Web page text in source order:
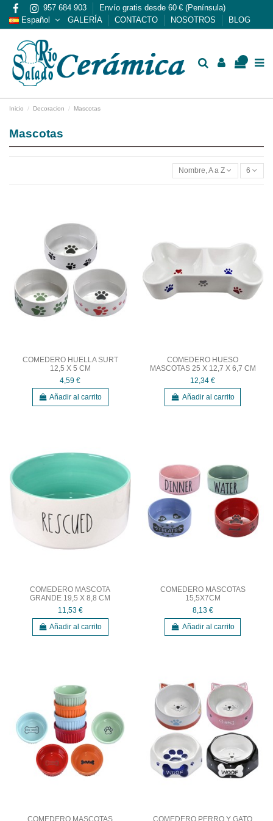
957 684 903
Envío gratis desde 60 € (Península)
Español
GALERÍA CONTACTO NOSOTROS BLOG
Inicio Decoracion Mascotas
Mascotas
Nombre, A a Z 6
COMEDERO HUELLA SURT
12,5 X 5 CM
4,59 €
Añadir al carrito
COMEDERO HUESO
MASCOTAS 25 X 12,7 X 6,7 CM
12,34 €
Añadir al carrito
COMEDERO MASCOTA
GRANDE 19,5 X 8,8 CM
11,53 €
Añadir al carrito
COMEDERO MASCOTAS
15,5X7CM
8,13 €
Añadir al carrito